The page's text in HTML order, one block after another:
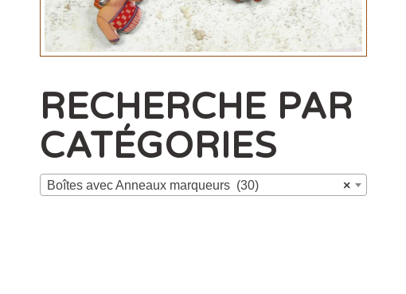
RECHERCHE PAR
CATÉGORIES
×
Boîtes avec Anneaux marqueurs (30)